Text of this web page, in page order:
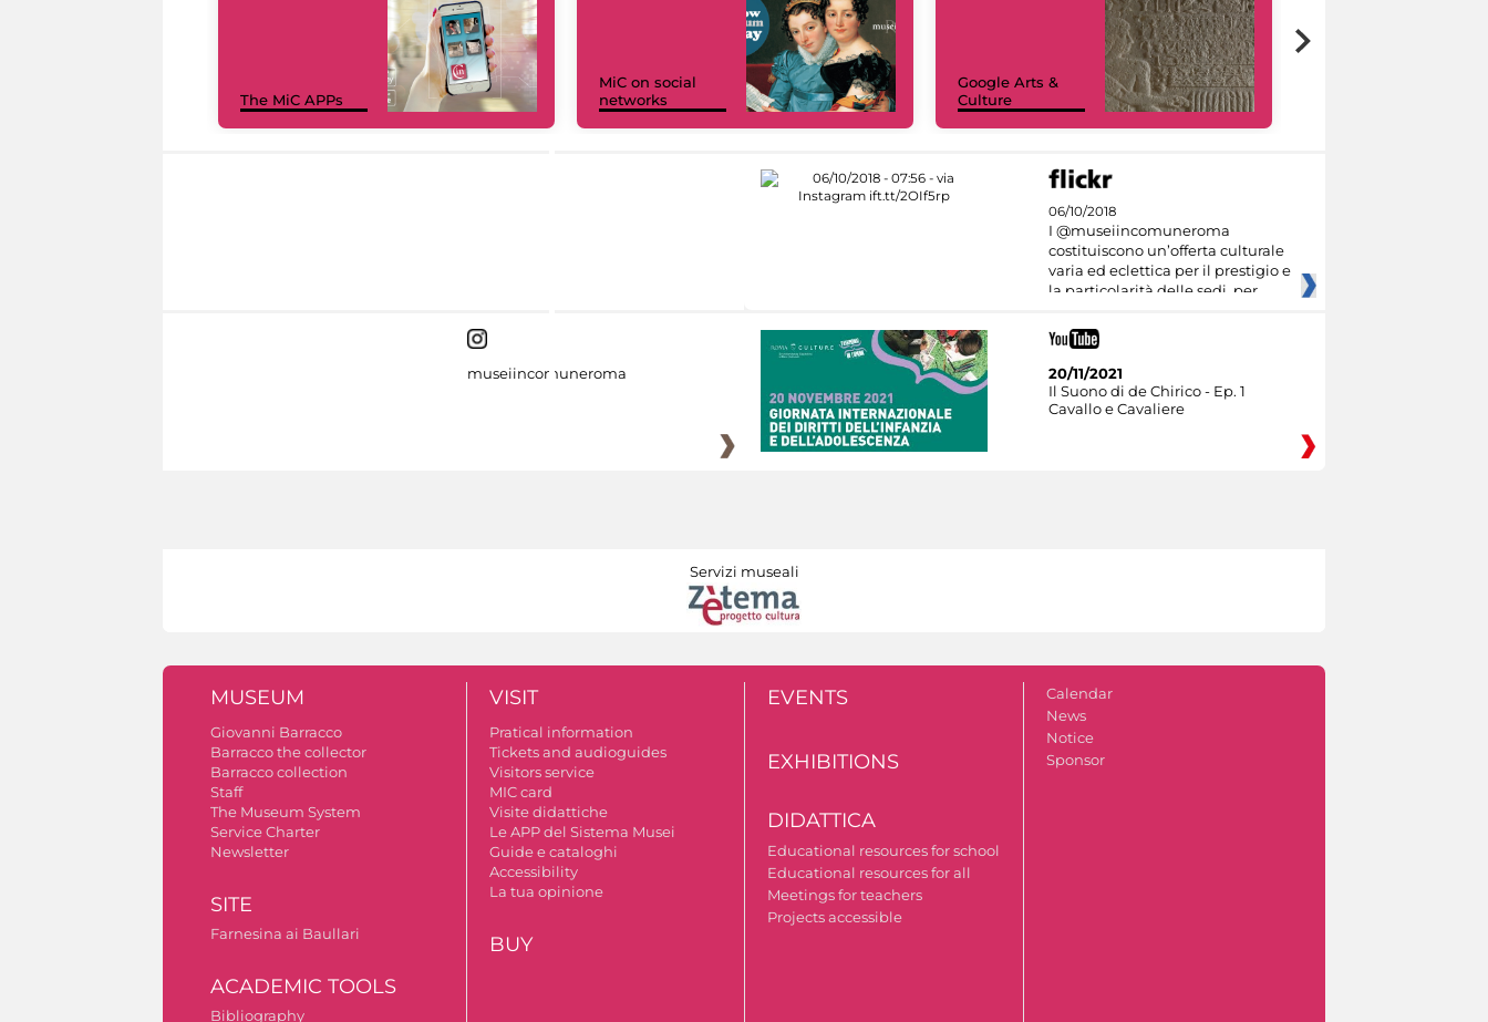
The MiC APPs
MiC on social
networks
Google Arts &
Culture
06/10/2018
I @museiincomuneroma
costituiscono un’offerta culturale
varia ed eclettica per il prestigio e
la particolarità delle sedi, per
museiincomuneroma
20/11/2021
Il Suono di de Chirico - Ep. 1
Cavallo e Cavaliere
Servizi museali
MUSEUM
Giovanni Barracco
Barracco the collector
Barracco collection
Staff
The Museum System
Service Charter
Newsletter
SITE
Farnesina ai Baullari
ACADEMIC TOOLS
Bibliography
VISIT
Pratical information
Tickets and audioguides
Visitors service
MIC card
Visite didattiche
Le APP del Sistema Musei
Guide e cataloghi
Accessibility
La tua opinione
BUY
EVENTS
EXHIBITIONS
DIDATTICA
Educational resources for school
Educational resources for all
Meetings for teachers
Projects accessible
Calendar
News
Notice
Sponsor